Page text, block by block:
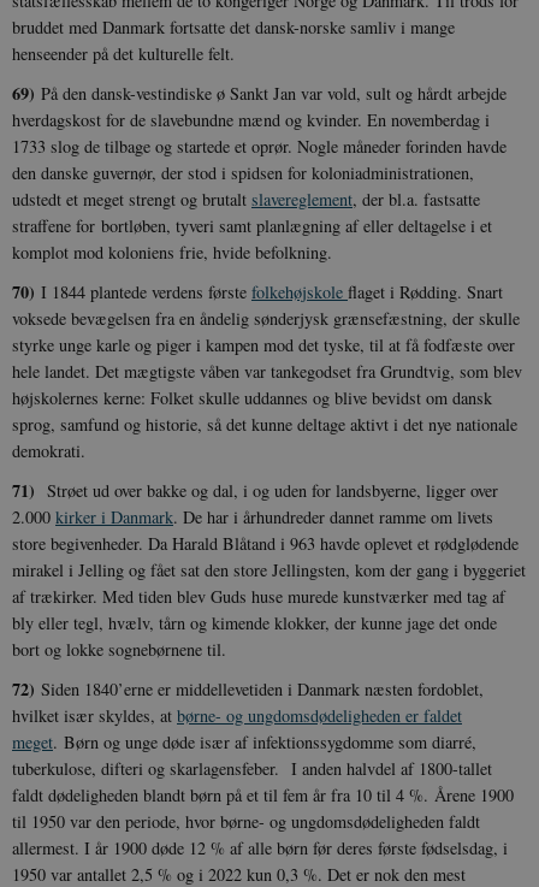
bruddet med Danmark fortsatte det dansk-norske samliv i mange
henseender på det kulturelle felt.
69) På den dansk-vestindiske ø Sankt Jan var vold, sult og hårdt arbejde
hverdagskost for de slavebundne mænd og kvinder. En novemberdag i
1733 slog de tilbage og startede et oprør. Nogle måneder forinden havde
den danske guvernør, der stod i spidsen for koloniadministrationen,
udstedt et meget strengt og brutalt slavereglement, der bl.a. fastsatte
straffene for bortløben, tyveri samt planlægning af eller deltagelse i et
komplot mod koloniens frie, hvide befolkning.
70) I 1844 plantede verdens første folkehøjskole flaget i Rødding. Snart
voksede bevægelsen fra en åndelig sønderjysk grænsefæstning, der skulle
styrke unge karle og piger i kampen mod det tyske, til at få fodfæste over
hele landet. Det mægtigste våben var tankegodset fra Grundtvig, som blev
højskolernes kerne: Folket skulle uddannes og blive bevidst om dansk
sprog, samfund og historie, så det kunne deltage aktivt i det nye nationale
demokrati.
71) Strøet ud over bakke og dal, i og uden for landsbyerne, ligger over
2.000 kirker i Danmark. De har i århundreder dannet ramme om livets
store begivenheder. Da Harald Blåtand i 963 havde oplevet et rødglødende
mirakel i Jelling og fået sat den store Jellingsten, kom der gang i byggeriet
af trækirker. Med tiden blev Guds huse murede kunstværker med tag af
bly eller tegl, hvælv, tårn og kimende klokker, der kunne jage det onde
bort og lokke sognebørnene til.
72) Siden 1840’erne er middellevetiden i Danmark næsten fordoblet,
hvilket især skyldes, at børne- og ungdomsdødeligheden er faldet
meget. Børn og unge døde især af infektionssygdomme som diarré,
tuberkulose, difteri og skarlagensfeber. I anden halvdel af 1800-tallet
faldt dødeligheden blandt børn på et til fem år fra 10 til 4 %. Årene 1900
til 1950 var den periode, hvor børne- og ungdomsdødeligheden faldt
allermest. I år 1900 døde 12 % af alle børn før deres første fødselsdag, i
1950 var antallet 2,5 % og i 2022 kun 0,3 %. Det er nok den mest
CloudFront-
Key-Pair-Id
.h5p.com Session
_gid
Google LLC
.danmarkshistorien.dk
1 dag
h5pcomsession
danmarkshistoriendk.h5p.com 1 dag
CloudFront-
Signature
.h5p.com Session
CloudFront-
Region
.h5p.com Session
CloudFront-
Policy
.h5p.com Session
_ga_7J1SYH77RJ .danmarkshistorien.dk
1 år 1
.danmarkshistorien.dk
måned
indlejret i
websteder;
gamle
Youtube-
NID
Google LLC
.google.com
6
måneder
3 dage
Denne cookie
indstilles af
DoubleClick
ejes af
at hjælpe
annoncer på
websteder.
YSC
Google LLC
.youtube.com
Session
Denne cookie
indstilles af
YouTube til
visninger af